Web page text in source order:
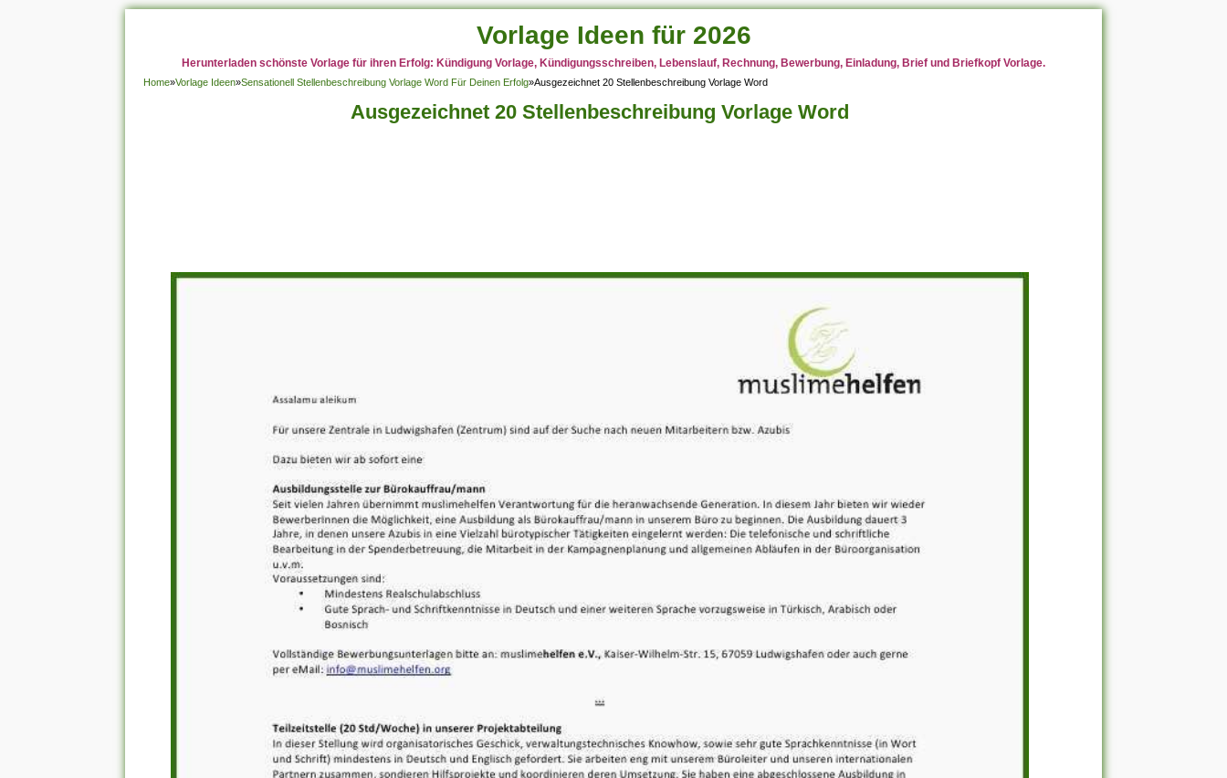
Vorlage Ideen für 2026
Herunterladen schönste Vorlage für ihren Erfolg: Kündigung Vorlage, Kündigungsschreiben, Lebenslauf, Rechnung, Bewerbung, Einladung, Brief und Briefkopf Vorlage.
Home»Vorlage Ideen»Sensationell Stellenbeschreibung Vorlage Word Für Deinen Erfolg»Ausgezeichnet 20 Stellenbeschreibung Vorlage Word
Ausgezeichnet 20 Stellenbeschreibung Vorlage Word